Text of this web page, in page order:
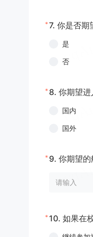
*7. 你是否期
是
否
* 8. 你期望进
国内
国外
* 9. 你期望的
* 10. 如果在